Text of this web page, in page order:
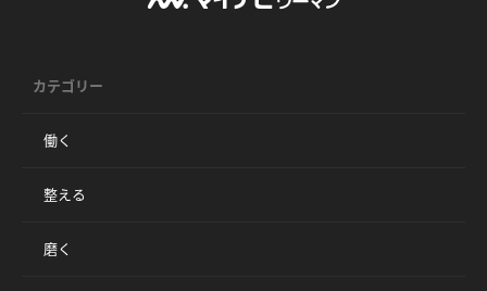
カテゴリー
働く
整える
磨く